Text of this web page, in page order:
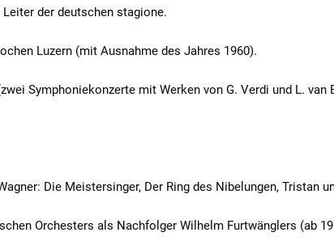
der deutschen stagione.
Luzern (mit Ausnahme des Jahres 1960).
Symphoniekonzerte mit Werken von G. Verdi und L.
Die Meistersinger, Der Ring des Nibelungen, Tristan
Orchesters als Nachfolger Wilhelm Furtwänglers (ab